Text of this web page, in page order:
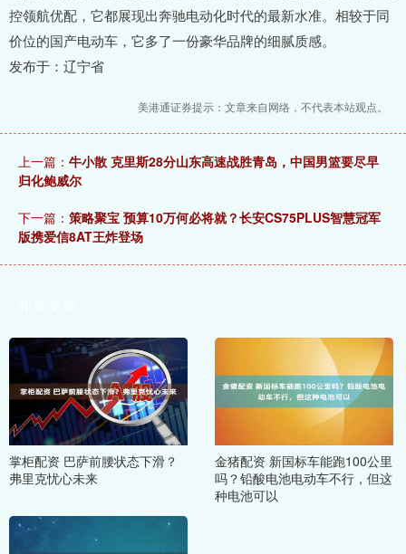
控领航优配，它都展现出奔驰电动化时代的最新水准。相较于同
价位的国产电动车，它多了一份豪华品牌的细腻质感。
发布于：辽宁省
美港通证券提示：文章来自网络，不代表本站观点。
上一篇： 牛小散 克里斯28分山东高速战胜青岛，中国男篮要尽早
归化鲍威尔
下一篇： 策略聚宝 预算10万何必将就？长安CS75PLUS智慧冠军
版携爱信8AT王炸登场
掌柜配资 巴萨前腰状态下滑？
弗里克忧心未来
金猪配资 新国标车能跑100公里
吗？铅酸电池电动车不行，但这
种电池可以